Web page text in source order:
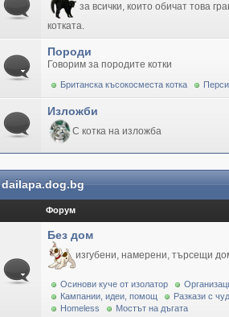
за всички, които обичат това
котката.
Породи
Говорим за породите котки
Британска късокосместа котка
Изложби
С котка на изложба
dailapa.dog.bg
Форум
Без дом
изгубени, намерени, търсещи
Осинови куче от изолатор
Кампании, идеи, помощ
Разкази с
Homeless
Мостът на дъгата